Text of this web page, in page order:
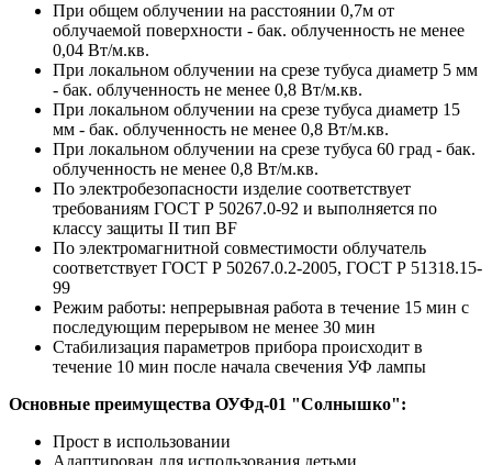
При общем облучении на расстоянии 0,7м от
облучаемой поверхности - бак. облученность не менее
0,04 Вт/м.кв.
При локальном облучении на срезе тубуса диаметр 5 мм
- бак. облученность не менее 0,8 Вт/м.кв.
При локальном облучении на срезе тубуса диаметр 15
мм - бак. облученность не менее 0,8 Вт/м.кв.
При локальном облучении на срезе тубуса 60 град - бак.
облученность не менее 0,8 Вт/м.кв.
По электробезопасности изделие соответствует
требованиям ГОСТ Р 50267.0-92 и выполняется по
классу защиты II тип BF
По электромагнитной совместимости облучатель
соответствует ГОСТ Р 50267.0.2-2005, ГОСТ Р 51318.15-
99
Режим работы: непрерывная работа в течение 15 мин с
последующим перерывом не менее 30 мин
Стабилизация параметров прибора происходит в
течение 10 мин после начала свечения УФ лампы
Основные преимущества ОУФд-01 "Солнышко":
Прост в использовании